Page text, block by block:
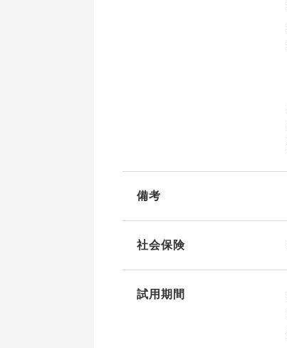
備考
社会保険
試用期間